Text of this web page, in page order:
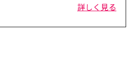
詳しく見る